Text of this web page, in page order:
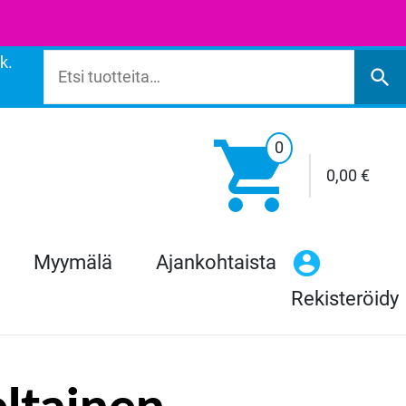
search

0
0,00 €
Myymälä
Ajankohtaista
Rekisteröidy